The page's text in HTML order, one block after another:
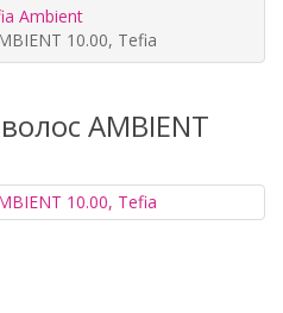
Ambient
10.00, Tefia
AMBIENT